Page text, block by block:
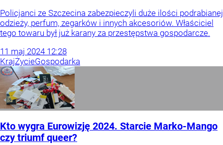
Policjanci ze Szczecina zabezpieczyli duże ilości podrabianej
odzieży, perfum, zegarków i innych akcesoriów. Właściciel
tego towaru był już karany za przestępstwa gospodarcze.
11 maj 2024 12:28
KrajŻycieGospodarka
Kto wygra Eurowizję 2024. Starcie Marko-Mango
czy triumf queer?